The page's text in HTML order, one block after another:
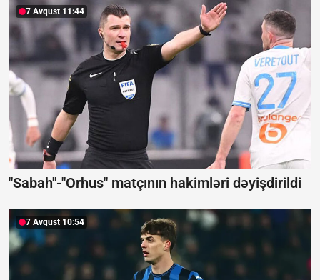
7 Avqust 11:44
"Sabah"-"Orhus" matçının hakimləri dəyişdirildi
7 Avqust 10:54